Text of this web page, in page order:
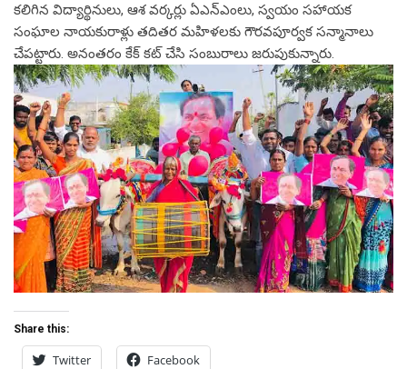
కలిగిన విద్యార్థినులు, ఆశ వర్కర్లు ఏఎన్‌ఎంలు, స్వయం సహాయక
సంఘాల నాయకురాళ్లు తదితర మహిళలకు గౌరవపూర్వక సన్మానాలు
చేపట్టారు. అనంతరం కేక్‌ కట్‌ చేసి సంబురాలు జరుపుకున్నారు.
Share this:
Twitter Facebook